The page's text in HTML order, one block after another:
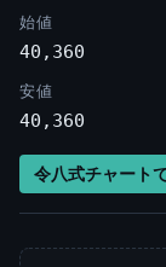
始値
40,360
安値
40,360
令八式チャート